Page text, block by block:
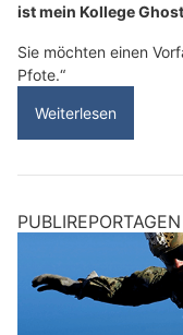
ist mein Kollege
Sie möchten einen
Pfote.“
Weiterlesen
PUBLIREPORTAGEN